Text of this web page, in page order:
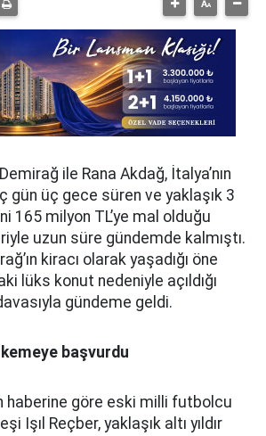
ile Rana Akdağ, İtalya’nın
gün üç gece süren ve yaklaşık 3
165 milyon TL’ye mal olduğu
uzun süre gündemde kalmıştı.
kiracı olarak yaşadığı öne
lüks konut nedeniyle açıldığı
gündeme geldi.
başvurdu
haberine göre eski milli futbolcu
Işıl Reçber, yaklaşık altı yıldır